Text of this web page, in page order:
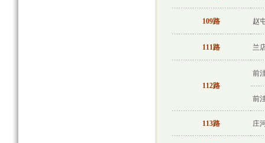
109路 赵
111路 兰
112路
前
前
113路 庄